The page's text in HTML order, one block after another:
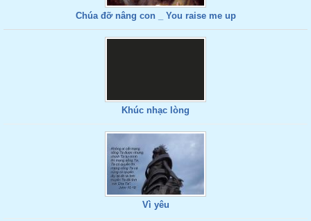
Chúa đỡ nâng con _ You raise me up
Khúc nhạc lòng
Vì yêu